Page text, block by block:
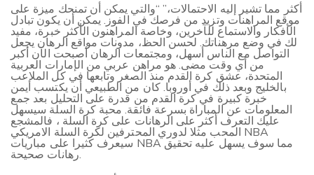
أكثر مما تشير إليه الاحتمالات،” “والتي يمكن أن تمنحك ميزة على
موقع المراهنات وتزيد من فرصك في الفوز. يمكن أن يكون تبادل
الأفكار والاستماع للآخرين، وخاصة المراهنون الأكثر خبرة، مفيد
لك في وضع مرهناتك. لحسن الحظ، مدونات مواقع الرهان يجعل
التواصل مع الناس أسهل، ومجتمعات الرهان أصبحت الآن أكبر
من أي وقت مضى. هو مراهن عربي من الإمارات العربية
المتحدة، عشق كرة القدم منذ الصغر وتابعها في كل الملاعب
بالخليج وبعد ذلك في أوروبا. كان من الطبيعي أن يكتسب أيمن
خبرة كبيرة في كرة القدم من قدرة على التحليل بعد جمع
المعلومات عن المباراة بسرعة فائقة. محبة كرة السلة سيسهل
عليك التعرف أكثر على الرهانات على كرة السلة ، فالمشجع
المحب مثلا لدوري المحترفين لكرة السلة الامريكي NBA
سيعرف كثيرا على مباريات NBA مما سوف يسهل عليه تحقيق
رهانات صحيحة.